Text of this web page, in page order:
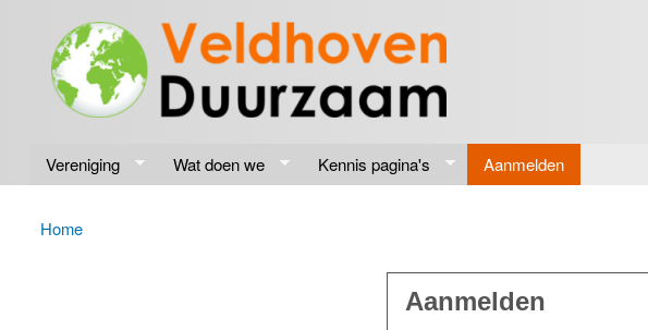
Veldhoven
Duurzaam
Energiek
naar de
toekomst
Vereniging Wat doen we Kennis pagina's Aanmelden
U bent hier
Home
Aanmelden